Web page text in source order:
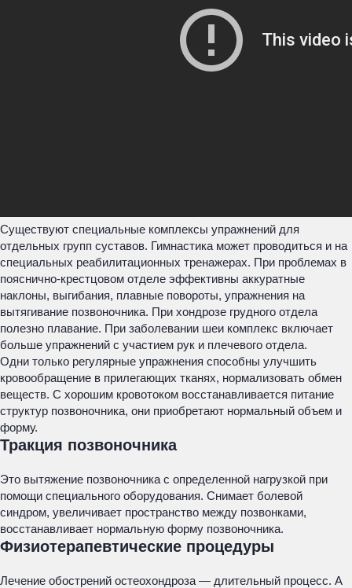
Существуют специальные комплексы упражнений для
отдельных групп суставов. Гимнастика может проводиться и на
специальных реабилитационных тренажерах. При проблемах в
пояснично-крестцовом отделе эффективны аккуратные
наклоны, выгибания, плавные повороты, упражнения на
вытягивание позвоночника. При хондрозе грудного отдела
полезно плавание. При заболевании шеи комплекс включает
больше упражнений с участием рук и плечевого отдела.
Одни только регулярные упражнения способны улучшить
кровообращение в прилегающих тканях, нормализовать обмен
веществ. С хорошим кровотоком восстанавливается питание
структур позвоночника, они приобретают нормальный объем и
форму.
Тракция позвоночника
Это вытяжение позвоночника с определенной нагрузкой при
помощи специального оборудования. Снимает болевой
синдром, увеличивает пространство между позвонками,
восстанавливает нормальную форму позвоночника.
Физиотерапевтические процедуры
Лечение обострений остеохондроза — длительный процесс. А